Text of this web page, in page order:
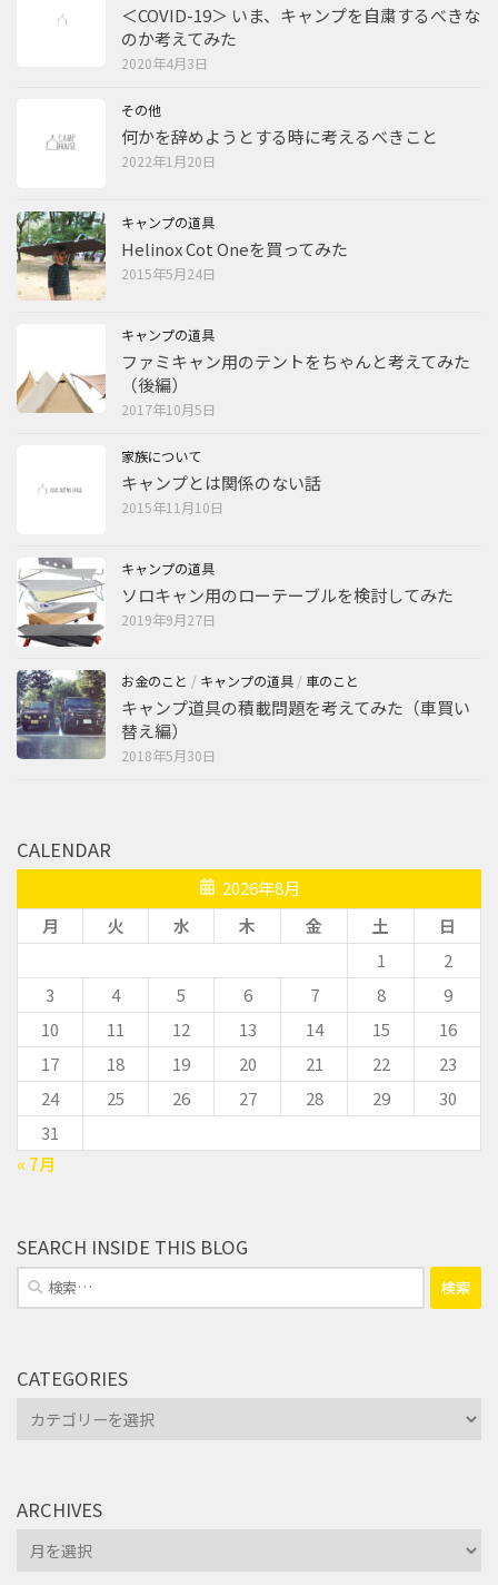
＜COVID-19＞ いま、キャンプを自粛するべきな
のか考えてみた
2020年4月3日
その他
何かを辞めようとする時に考えるべきこと
2022年1月20日
キャンプの道具
Helinox Cot Oneを買ってみた
2015年5月24日
キャンプの道具
ファミキャン用のテントをちゃんと考えてみた
（後編）
2017年10月5日
家族について
キャンプとは関係のない話
2015年11月10日
キャンプの道具
ソロキャン用のローテーブルを検討してみた
2019年9月27日
お金のこと / キャンプの道具 / 車のこと
キャンプ道具の積載問題を考えてみた（車買い
替え編）
2018年5月30日
CALENDAR
2026年8月
月
火 水 木 金 土
日
1
2
3
4 5 6 7 8
9
10
11 12 13 14 15
16
17
18 19 20 21 22
23
24
25 26 27 28 29
30
31
« 7月
SEARCH INSIDE THIS BLOG
検
索:
CATEGORIES
Categories
ARCHIVES
Archives